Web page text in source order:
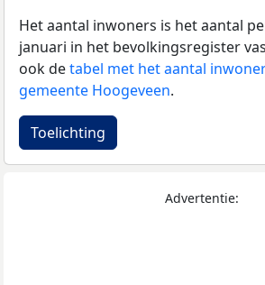
Het aantal inwoners is het aantal
januari in het bevolkingsregister
ook detabel met het aantal
gemeente Hoogeveen.
Toelichting
Advertentie: